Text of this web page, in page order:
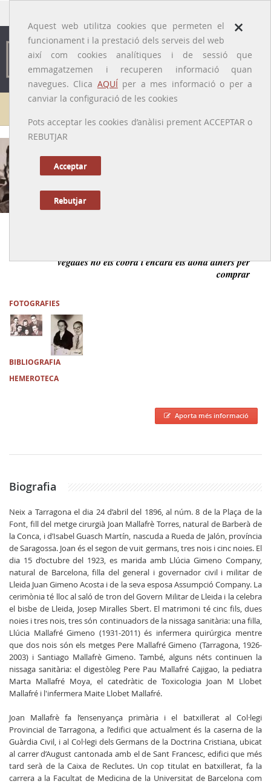
×
Aquest web utilitza cookies que permeten el
funcionament i la prestació dels serveis del web
així com cookies analítiques i de sessió que
emmagatzemen i recuperen informació quan
navegues. Clica AQUÍper a mes informació o per a
canviar la configuració de les cookies
Pots acceptar les cookies d’anàlisi prement ACCEPTAR o
REBUTJAR
Acceptar
Rebutjar
Galeria de metges
[Tarragona, 1896 - 1969]
vegades no els cobra i encara els dóna diners per
comprar
FOTOGRAFIES
BIBLIOGRAFIA
HEMEROTECA
Aporta més informació
Biografia
Neix a Tarragona el dia 24 d’abril del 1896, al núm. 8 de la Plaça de la
Font, fill del metge cirurgià Joan Mallafrè Torres, natural de Barberà de
la Conca, i d’Isabel Guasch Martín, nascuda a Rueda de Jalón, província
de Saragossa. Joan és el segon de vuit germans, tres nois i cinc noies. El
dia 15 d’octubre del 1923, es marida amb Llúcia Gimeno Company,
natural de Barcelona, filla del general i governador civil i militar de
Lleida Juan Gimeno Acosta i de la seva esposa Assumpció Company. La
cerimònia té lloc al saló de tron del Govern Militar de Lleida i la celebra
el bisbe de Lleida, Josep Miralles Sbert. El matrimoni té cinc fils, dues
noies i tres nois, tres són continuadors de la nissaga sanitària: una filla,
Llúcia Mallafré Gimeno (1931-2011) és infermera quirúrgica mentre
que dos nois són els metges Pere Mallafré Gimeno (Tarragona, 1926-
2003) i Santiago Mallafrè Gimeno. També, alguns néts continuen la
nissaga sanitària: el digestòleg Pere Pau Mallafré Cajigao, la pediatra
Marta Mallafré Moya, el catedràtic de Toxicologia Joan M Llobet
Mallafré i l'infermera Maite Llobet Mallafré.
Joan Mallafrè fa l’ensenyança primària i el batxillerat al Col·legi
Provincial de Tarragona, a l’edifici que actualment és la caserna de la
Guàrdia Civil, i al Col·legi dels Germans de la Doctrina Cristiana, ubicat
al carrer d’August cantonada amb el de Sant Francesc, edifici que més
tard serà de la Caixa de Reclutes. Un cop titulat en batxillerat, fa la
carrera a la Facultat de Medicina de la Universitat de Barcelona com